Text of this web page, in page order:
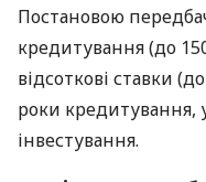
Постановою
кредитування (до
відсоткові ставки
роки кредитування,
інвестування.